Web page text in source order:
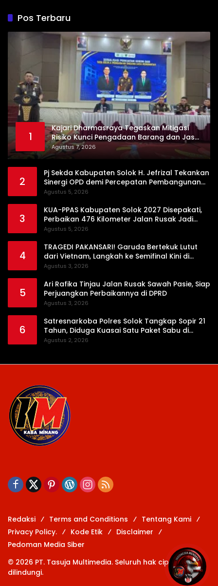
Pos Terbaru
1
Kajari Dharmasraya Tegaskan Mitigasi
Risiko Kunci Pengadaan Barang dan Jasa
yang Bersih
Agustus 7, 2026
2
Pj Sekda Kabupaten Solok H. Jefrizal Tekankan
Sinergi OPD demi Percepatan Pembangunan
Daerah
Agustus 5, 2026
3
KUA-PPAS Kabupaten Solok 2027 Disepakati,
Perbaikan 476 Kilometer Jalan Rusak Jadi
Prioritas
Agustus 5, 2026
4
TRAGEDI PAKANSARI! Garuda Bertekuk Lutut
dari Vietnam, Langkah ke Semifinal Kini di
Ujung Tanduk
Agustus 3, 2026
5
Ari Rafika Tinjau Jalan Rusak Sawah Pasie, Siap
Perjuangkan Perbaikannya di DPRD
Agustus 3, 2026
6
Satresnarkoba Polres Solok Tangkap Sopir 21
Tahun, Diduga Kuasai Satu Paket Sabu di
Kubung
Agustus 2, 2026
Redaksi Terms and Conditions
Tentang Kami
Privacy Policy.
Kode Etik
Disclaimer
Pedoman Media Siber
© 2026 PT. Tasuja Multimedia. Seluruh hak cipta
dilindungi.